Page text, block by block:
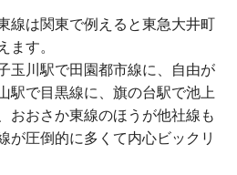
線は関東で例えると東急大井町
す。
玉川駅で田園都市線に、自由が
駅で目黒線に、旗の台駅で池上
おおさか東線のほうが他社線も
が圧倒的に多くて内心ビックリ